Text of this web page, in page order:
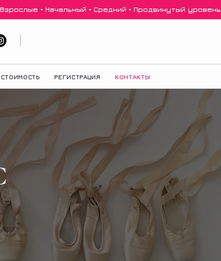
• Начальный • Средний • Продвинутый уровень
СТОИМОСТЬ РЕГИСТРАЦИЯ КОНТАКТЫ